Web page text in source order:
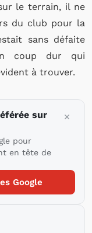
le terrain, il ne
du club pour la
sans défaite
coup dur qui
à trouver.
sur
pour
en tête de
Google